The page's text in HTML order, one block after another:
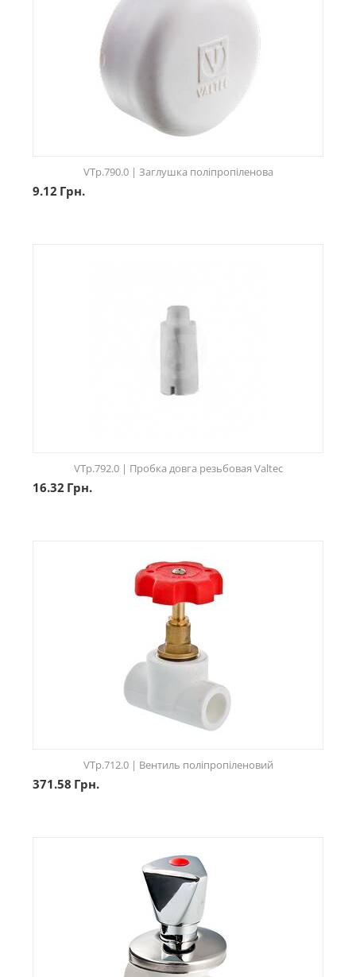
VTp.790.0 | Заглушка поліпропіленова
9.12 Грн.
VTp.792.0 | Пробка довга резьбовая Valtec
16.32 Грн.
VTp.712.0 | Вентиль поліпропіленовий
371.58 Грн.